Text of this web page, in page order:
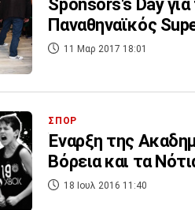
Sponsors's Day
Παναθηναϊκός
11 Μαρ 2017 18:01
ΣΠΟΡ
Έναρξη της
Βόρεια και τα
18 Ιουλ 2016 11:40